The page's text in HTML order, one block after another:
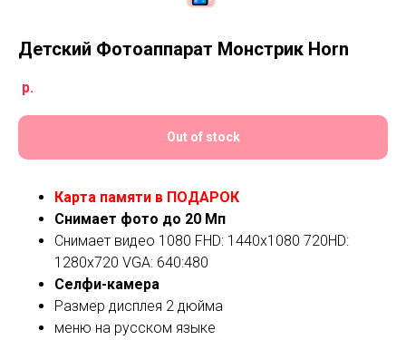
Детский Фотоаппарат Монстрик Horn
р.
Out of stock
Карта памяти в ПОДАРОК
Снимает фото до 20 Мп
Снимает видео 1080 FHD: 1440х1080 720HD:
1280х720 VGA: 640:480
Селфи-камера
Размер дисплея 2 дюйма
меню на русском языке